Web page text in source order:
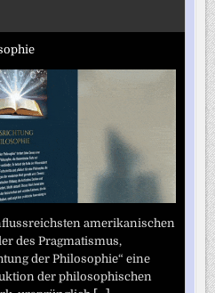
amerikanischen
des Pragmatismus,
der Philosophie“ eine
der philosophischen